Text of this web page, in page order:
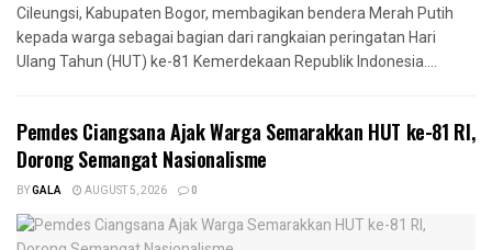
Cileungsi, Kabupaten Bogor, membagikan bendera Merah Putih
kepada warga sebagai bagian dari rangkaian peringatan Hari
Ulang Tahun (HUT) ke-81 Kemerdekaan Republik Indonesia....
Pemdes Ciangsana Ajak Warga Semarakkan HUT ke-81 RI,
Dorong Semangat Nasionalisme
BYGALA AUGUST 5, 2026 0